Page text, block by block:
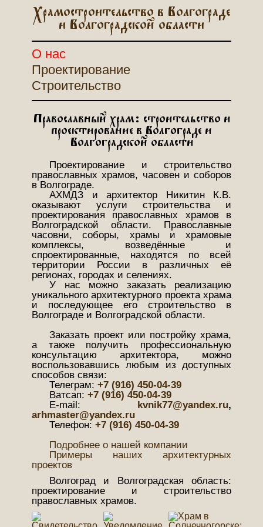
Храмостроительство в Волгограде
и Волгоградской области
О нас
Проектирование
Строительство
Православный храм: строительство и
проектирование в Волгограде и
Волгоградской области
Проектирование и строительство
православных храмов, часовен и соборов
в Волгограде.
АХМДЗ и архитектор Никитин К.В.
оказывают услуги строительства и
проектирования православных храмов в
Волгоградской области. Православные
часовни, соборы, храмы и храмовые
комплексы, возведённые и
спроектированные, находятся по всей
территории России в различных её
регионах, городах и селениях.
У нас можно заказать реализацию
уникального архитектурного проекта храма
и последующее его строительство в
Волгограде и Волгоградской области.
Заказать проект или постройку храма,
а также получить профессиональную
консультацию архитектора, можно
воспользовавшись любым из доступных
способов связи:
Телеграм: +7 (916) 450-04-39
Ватсап: +7 (916) 450-04-39
Е-mail: kvnik77@yandex.ru,
arhmaster@yandex.ru
Телефон: +7 (916) 450-04-39
Подробнее о нашей компании
Примеры наших архитектурных
проектов
Волгоград и Волгоградская область:
проектирование и строительство
православных храмов.